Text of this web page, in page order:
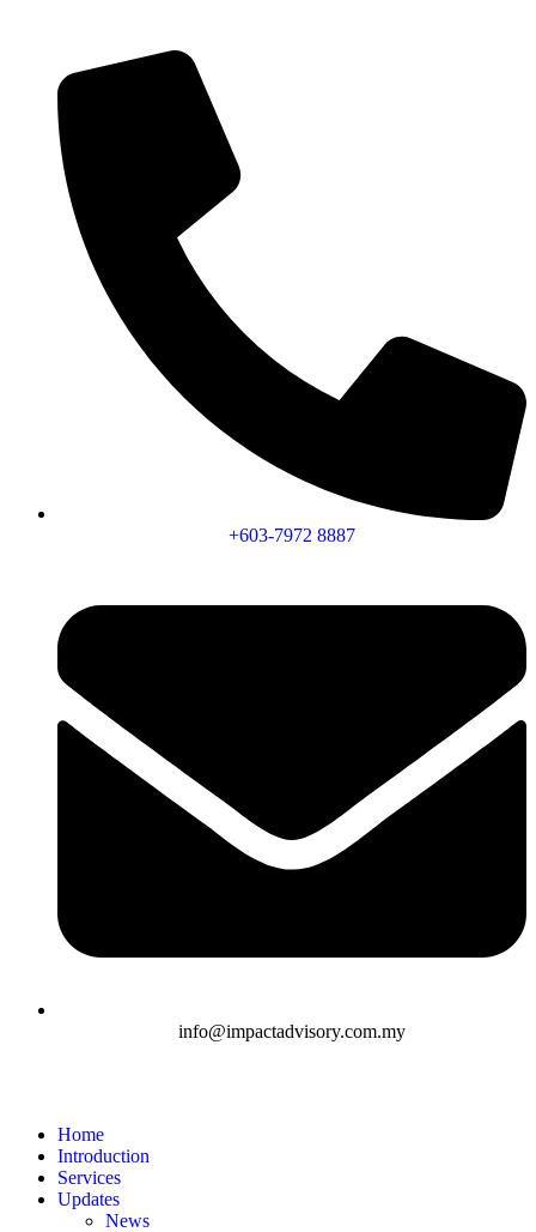
+603-7972 8887
info@impactadvisory.com.my
Home
Introduction
Services
Updates
News